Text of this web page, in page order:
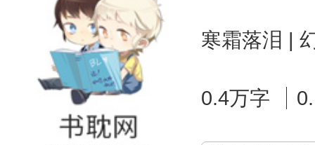
寒霜落泪 |
0.4万字